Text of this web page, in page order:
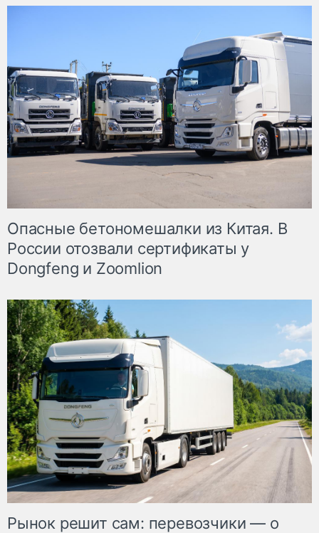
Опасные бетономешалки из Китая. В
России отозвали сертификаты у
Dongfeng и Zoomlion
Рынок решит сам: перевозчики — о